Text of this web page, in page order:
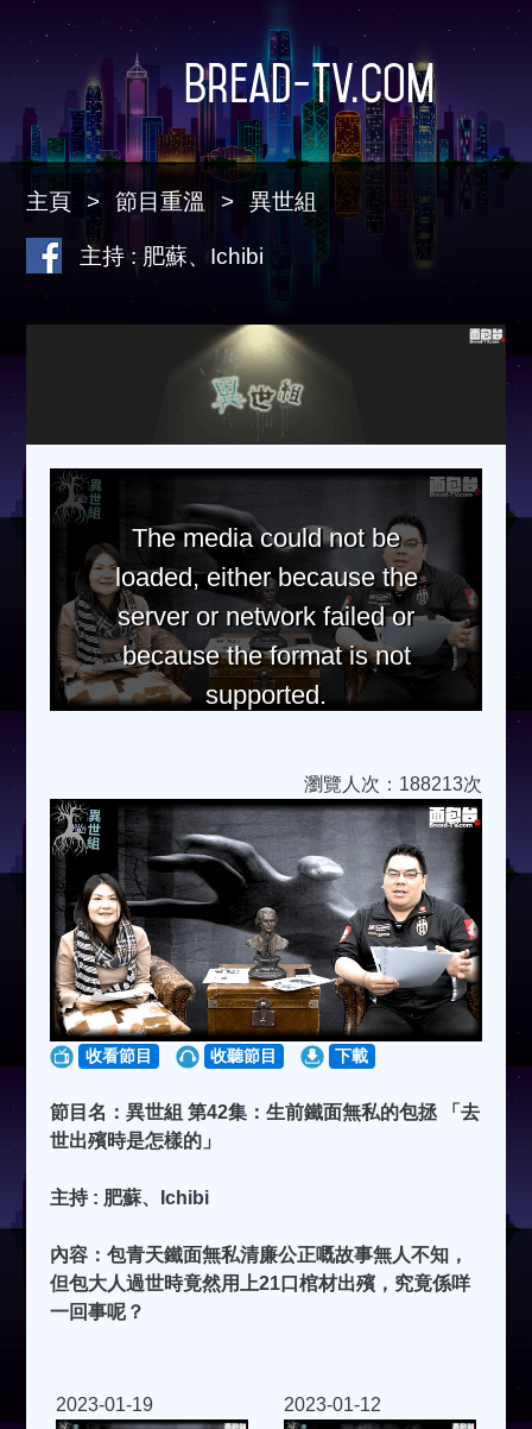
Bread-TV.com
主頁 節目重溫 異世組
主持 : 肥蘇、Ichibi
The media could not be
loaded, either because the
server or network failed or
because the format is not
supported.
瀏覽人次：188213次
收看節目 收聽節目 下載
節目名：異世組 第42集：生前鐵面無私的包拯 「去
世出殯時是怎樣的」
主持 : 肥蘇、Ichibi
內容：包青天鐵面無私清廉公正嘅故事無人不知，
但包大人過世時竟然用上21口棺材出殯，究竟係咩
一回事呢？
2023-01-19 2023-01-12